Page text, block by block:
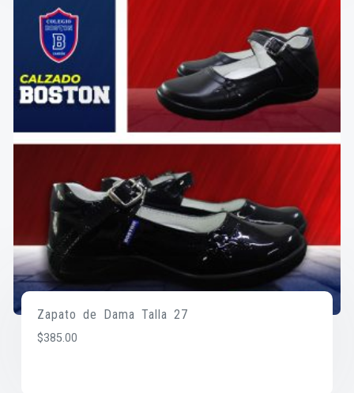
Zapato de Dama Talla 27
$385.00